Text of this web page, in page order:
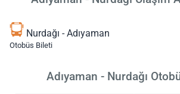
Nurdağı - Adıyaman
Otobüs Bileti
Adıyaman - Nurdağı